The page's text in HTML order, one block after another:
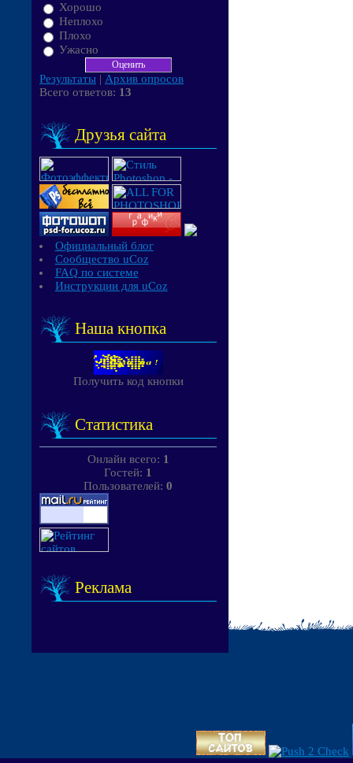
Хорошо
Неплохо
Плохо
Ужасно
Результаты | Архив опросов
Всего ответов: 13
Друзья сайта
Официальный блог
Сообщество uCoz
FAQ по системе
Инструкции для uCoz
Наша кнопка
Получить код кнопки
Статистика
Онлайн всего: 1
Гостей: 1
Пользователей: 0
Реклама